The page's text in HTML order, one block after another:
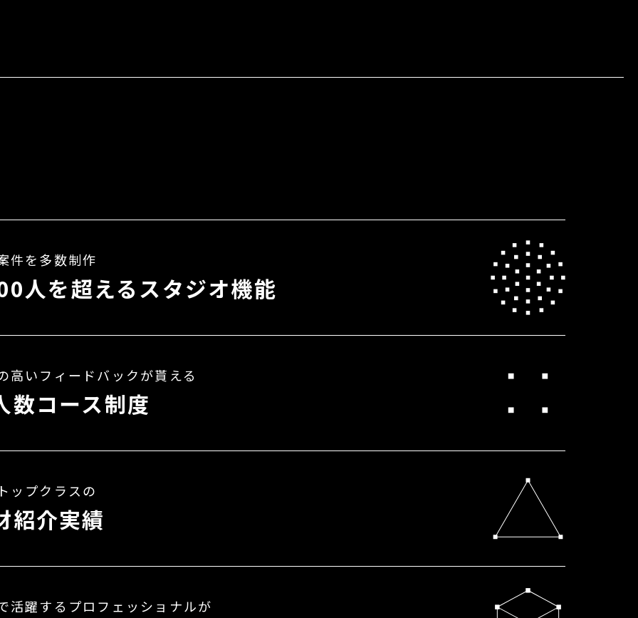
件を多数制作
人を超えるスタジオ機能
高いフィードバックが貰える
数コース制度
ップクラスの
紹介実績
活躍するプロフェッショナルが